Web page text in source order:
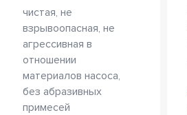
чистая, не
взрывоопасная, не
агрессивная в
отношении
материалов насоса,
без абразивных
примесей